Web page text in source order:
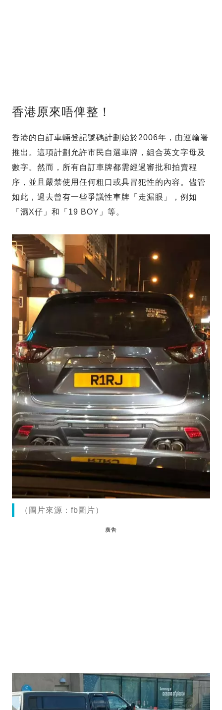
香港原來唔俾整！
香港的自訂車輛登記號碼計劃始於2006年，由運輸署
推出。這項計劃允許市民自選車牌，組合英文字母及
數字。然而，所有自訂車牌都需經過審批和拍賣程
序，並且嚴禁使用任何粗口或具冒犯性的內容。儘管
如此，過去曾有一些爭議性車牌「走漏眼」，例如
「濕X仔」和「19 BOY」等。
（圖片來源：fb圖片）
廣告